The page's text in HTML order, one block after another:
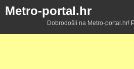
Metro-portal.hr
Dobrodošli na Metro-portal.hr!